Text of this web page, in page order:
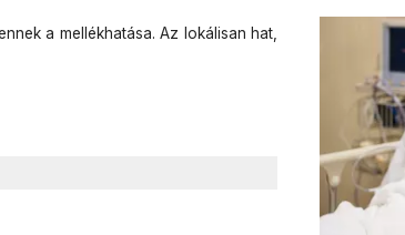
a mellékhatása. Az lokálisan hat,